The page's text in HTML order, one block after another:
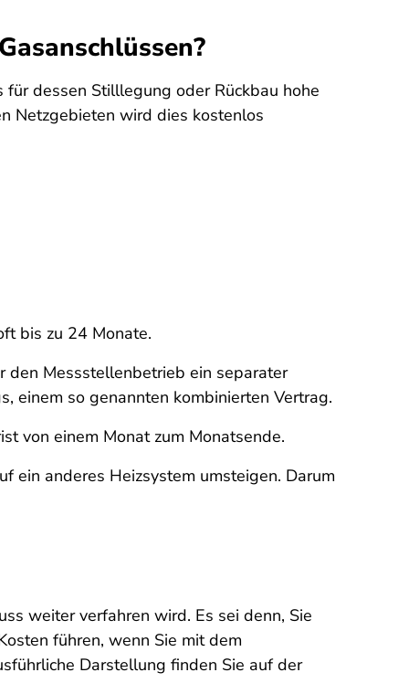
dessen Stilllegung oder Rückbau hohe
Netzgebieten wird dies kostenlos
bis zu 24 Monate.
Messstellenbetrieb ein separater
einem so genannten kombinierten Vertrag.
von einem Monat zum Monatsende.
ein anderes Heizsystem umsteigen. Darum
weiter verfahren wird. Es sei denn, Sie
führen, wenn Sie mit dem
Darstellung finden Sie auf der